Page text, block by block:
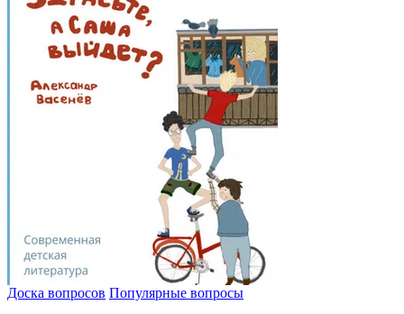
Доска вопросов Популярные вопросы